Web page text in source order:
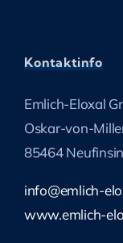
Kontaktinfo
Emlich-Eloxal
Oskar-von-
85464
info@emlich-
www.emlich-